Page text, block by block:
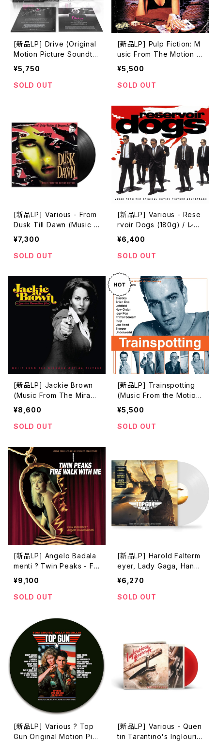
[新品LP] Drive (Original
Motion Picture Soundtra
ck) - Cliff Martinez / 「ド
ライヴ」
¥5,750
SOLD OUT
[新品LP] Pulp Fiction: M
usic From The Motion Pi
cture (180g) / パルプ・フ
ィクション
¥5,500
SOLD OUT
[新品LP] Various - From
Dusk Till Dawn (Music F
rom The Motion Pictur
e) / フロム・ダスク・ティル・
ドーン
¥7,300
SOLD OUT
[新品LP] Various - Rese
rvoir Dogs (180g) / レザ
ボア・ドッグス
¥6,400
SOLD OUT
[新品LP] Jackie Brown
(Music From The Miram
ax Motion Picture) / ジャ
ッキー・ブラウン
¥8,600
SOLD OUT
[新品LP] Trainspotting
(Music From the Motion
Picture)(180g, 2LP) / 「ト
レインスポッティング」
¥5,500
SOLD OUT
[新品LP] Angelo Badala
menti ? Twin Peaks - Fir
e Walk With Me / ツイン・
ピークス ローラ・パーマー
最期の7日間
¥9,100
SOLD OUT
[新品LP] Harold Falterm
eyer, Lady Gaga, Hans
Zimmer ? Top Gun: Mav
erick - Music From The
Motion Picture (180GR,
¥6,270
SOLD OUT
[新品LP] Various ? Top
Gun Original Motion Pict
[新品LP] Various - Quen
tin Tarantino's Inglourio